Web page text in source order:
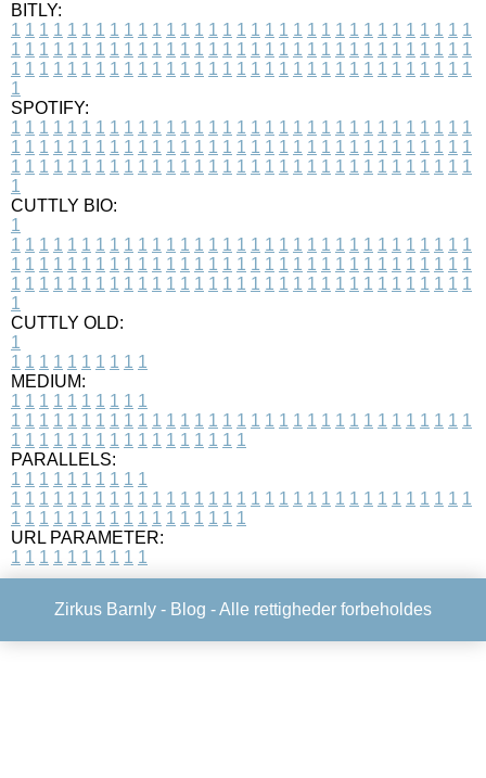
BITLY:
1 1 1 1 1 1 1 1 1 1 1 1 1 1 1 1 1 1 1 1 1 1 1 1 1 1 1 1 1 1 1 1 1
1 1 1 1 1 1 1 1 1 1 1 1 1 1 1 1 1 1 1 1 1 1 1 1 1 1 1 1 1 1 1 1 1
1 1 1 1 1 1 1 1 1 1 1 1 1 1 1 1 1 1 1 1 1 1 1 1 1 1 1 1 1 1 1 1 1
1
SPOTIFY:
1 1 1 1 1 1 1 1 1 1 1 1 1 1 1 1 1 1 1 1 1 1 1 1 1 1 1 1 1 1 1 1 1
1 1 1 1 1 1 1 1 1 1 1 1 1 1 1 1 1 1 1 1 1 1 1 1 1 1 1 1 1 1 1 1 1
1 1 1 1 1 1 1 1 1 1 1 1 1 1 1 1 1 1 1 1 1 1 1 1 1 1 1 1 1 1 1 1 1
1
CUTTLY BIO:
1
1 1 1 1 1 1 1 1 1 1 1 1 1 1 1 1 1 1 1 1 1 1 1 1 1 1 1 1 1 1 1 1 1
1 1 1 1 1 1 1 1 1 1 1 1 1 1 1 1 1 1 1 1 1 1 1 1 1 1 1 1 1 1 1 1 1
1 1 1 1 1 1 1 1 1 1 1 1 1 1 1 1 1 1 1 1 1 1 1 1 1 1 1 1 1 1 1 1 1
1
CUTTLY OLD:
1
1 1 1 1 1 1 1 1 1 1
MEDIUM:
1 1 1 1 1 1 1 1 1 1
1 1 1 1 1 1 1 1 1 1 1 1 1 1 1 1 1 1 1 1 1 1 1 1 1 1 1 1 1 1 1 1 1
1 1 1 1 1 1 1 1 1 1 1 1 1 1 1 1 1
PARALLELS:
1 1 1 1 1 1 1 1 1 1
1 1 1 1 1 1 1 1 1 1 1 1 1 1 1 1 1 1 1 1 1 1 1 1 1 1 1 1 1 1 1 1 1
1 1 1 1 1 1 1 1 1 1 1 1 1 1 1 1 1
URL PARAMETER:
1 1 1 1 1 1 1 1 1 1
Zirkus Barnly - Blog - Alle rettigheder forbeholdes